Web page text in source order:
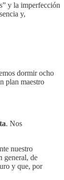
y la imperfección
y,
dormir ocho
plan maestro
. Nos
nuestro
general, de
y que, por